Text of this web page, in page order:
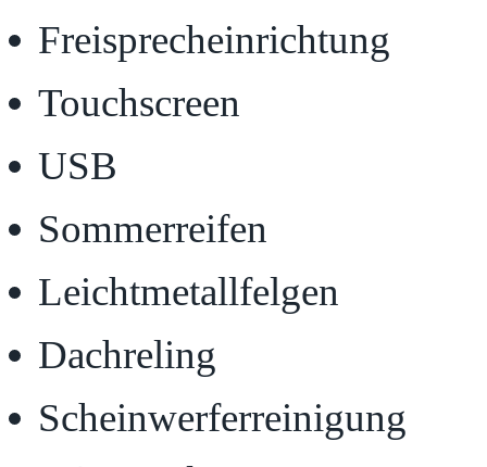
Freisprecheinrichtung
Touchscreen
USB
Sommerreifen
Leichtmetallfelgen
Dachreling
Scheinwerferreinigung